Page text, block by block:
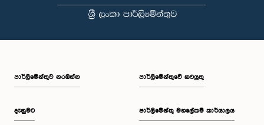
පාර්ලි‌මේන්තුව නරඹන්න
දැනුමට
පාර්ලිමේන්තුවේ කටයුතු
පාර්ලිමේන්තු මහලේකම් කාර්යාලය